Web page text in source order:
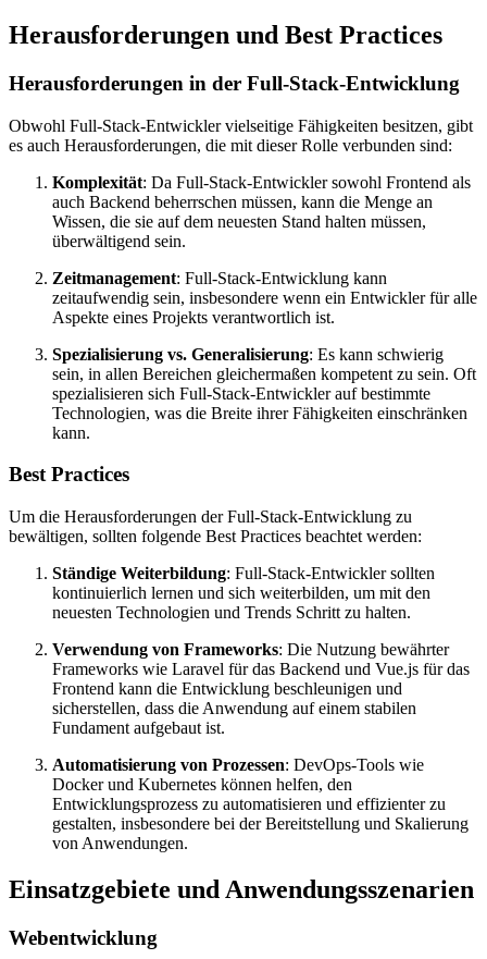
Herausforderungen und Best Practices
Herausforderungen in der Full-Stack-Entwicklung
Obwohl Full-Stack-Entwickler vielseitige Fähigkeiten besitzen, gibt
es auch Herausforderungen, die mit dieser Rolle verbunden sind:
Komplexität: Da Full-Stack-Entwickler sowohl Frontend als
auch Backend beherrschen müssen, kann die Menge an
Wissen, die sie auf dem neuesten Stand halten müssen,
überwältigend sein.
Zeitmanagement: Full-Stack-Entwicklung kann
zeitaufwendig sein, insbesondere wenn ein Entwickler für alle
Aspekte eines Projekts verantwortlich ist.
Spezialisierung vs. Generalisierung: Es kann schwierig
sein, in allen Bereichen gleichermaßen kompetent zu sein. Oft
spezialisieren sich Full-Stack-Entwickler auf bestimmte
Technologien, was die Breite ihrer Fähigkeiten einschränken
kann.
Best Practices
Um die Herausforderungen der Full-Stack-Entwicklung zu
bewältigen, sollten folgende Best Practices beachtet werden:
Ständige Weiterbildung: Full-Stack-Entwickler sollten
kontinuierlich lernen und sich weiterbilden, um mit den
neuesten Technologien und Trends Schritt zu halten.
Verwendung von Frameworks: Die Nutzung bewährter
Frameworks wie Laravel für das Backend und Vue.js für das
Frontend kann die Entwicklung beschleunigen und
sicherstellen, dass die Anwendung auf einem stabilen
Fundament aufgebaut ist.
Automatisierung von Prozessen: DevOps-Tools wie
Docker und Kubernetes können helfen, den
Entwicklungsprozess zu automatisieren und effizienter zu
gestalten, insbesondere bei der Bereitstellung und Skalierung
von Anwendungen.
Einsatzgebiete und Anwendungsszenarien
Webentwicklung